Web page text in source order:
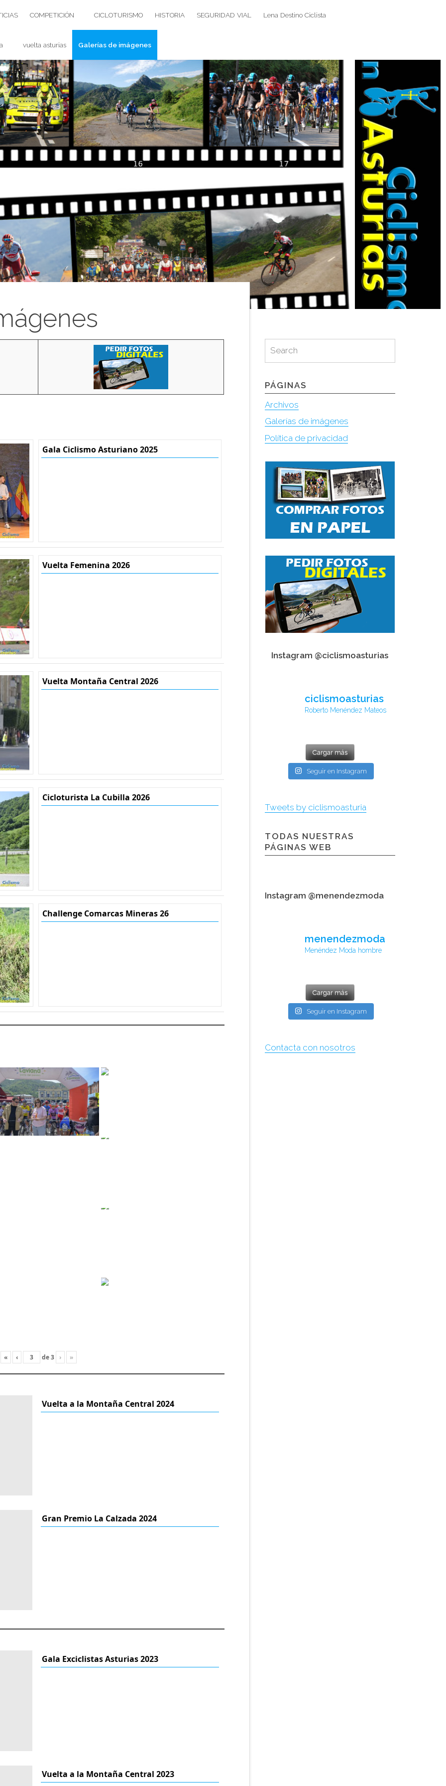
COMPETICIÓN CICLOTURISMO HISTORIA SEGURIDAD VIAL Lena Destino Ciclista
vuelta asturias Galerías de imágenes
Gala Ciclismo Asturiano 2025
Vuelta Femenina 2026
Vuelta Montaña Central 2026
Cicloturista La Cubilla 2026
Challenge Comarcas Mineras 26
« ‹ de3 › »
Vuelta a la Montaña Central 2024
Gran Premio La Calzada 2024
Gala Exciclistas Asturias 2023
Vuelta a la Montaña Central 2023
for:
Search
PÁGINAS
Archivos
Galerías de imágenes
Política de privacidad
Instagram @ciclismoasturias
ciclismoasturias
Roberto Menéndez Mateos
Cargar más
Seguir en Instagram
Tweets by ciclismoasturia
TODAS NUESTRAS
PÁGINAS WEB
Instagram @menendezmoda
menendezmoda
Menéndez Moda hombre
Cargar más
Seguir en Instagram
Contacta con nosotros